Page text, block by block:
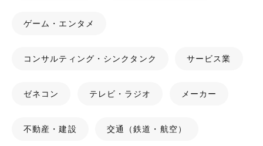
ゲーム・エンタメ
コンサルティング・シンクタンク サービス業
ゼネコン テレビ・ラジオ メーカー
不動産・建設 交通（鉄道・航空）